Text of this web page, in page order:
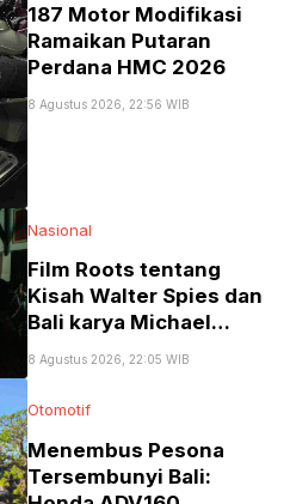
187 Motor Modifikasi
Ramaikan Putaran
Perdana HMC 2026
8 Agustus 2026, 22:56 WIB
Nasional
Film Roots tentang
Kisah Walter Spies dan
Bali karya Michael
Menuai Banyak Pujian
8 Agustus 2026, 22:05 WIB
Otomotif
Menembus Pesona
Tersembunyi Bali: